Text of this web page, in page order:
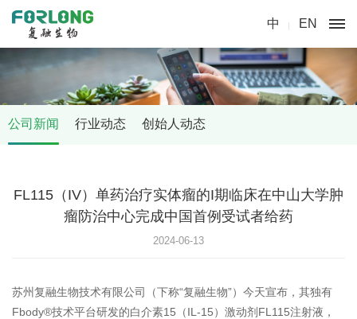
中 EN
公司新闻 行业动态 创始人动态
FL115（IV）单药治疗实体瘤的I期临床在中山大学肿
瘤防治中心完成中国首例受试者给药
2024-06-13
苏州复融生物技术有限公司（下称“复融生物”）今天宣布，其独有
Fbody®技术平台研发的白介素15（IL-15）激动剂FL115注射液，